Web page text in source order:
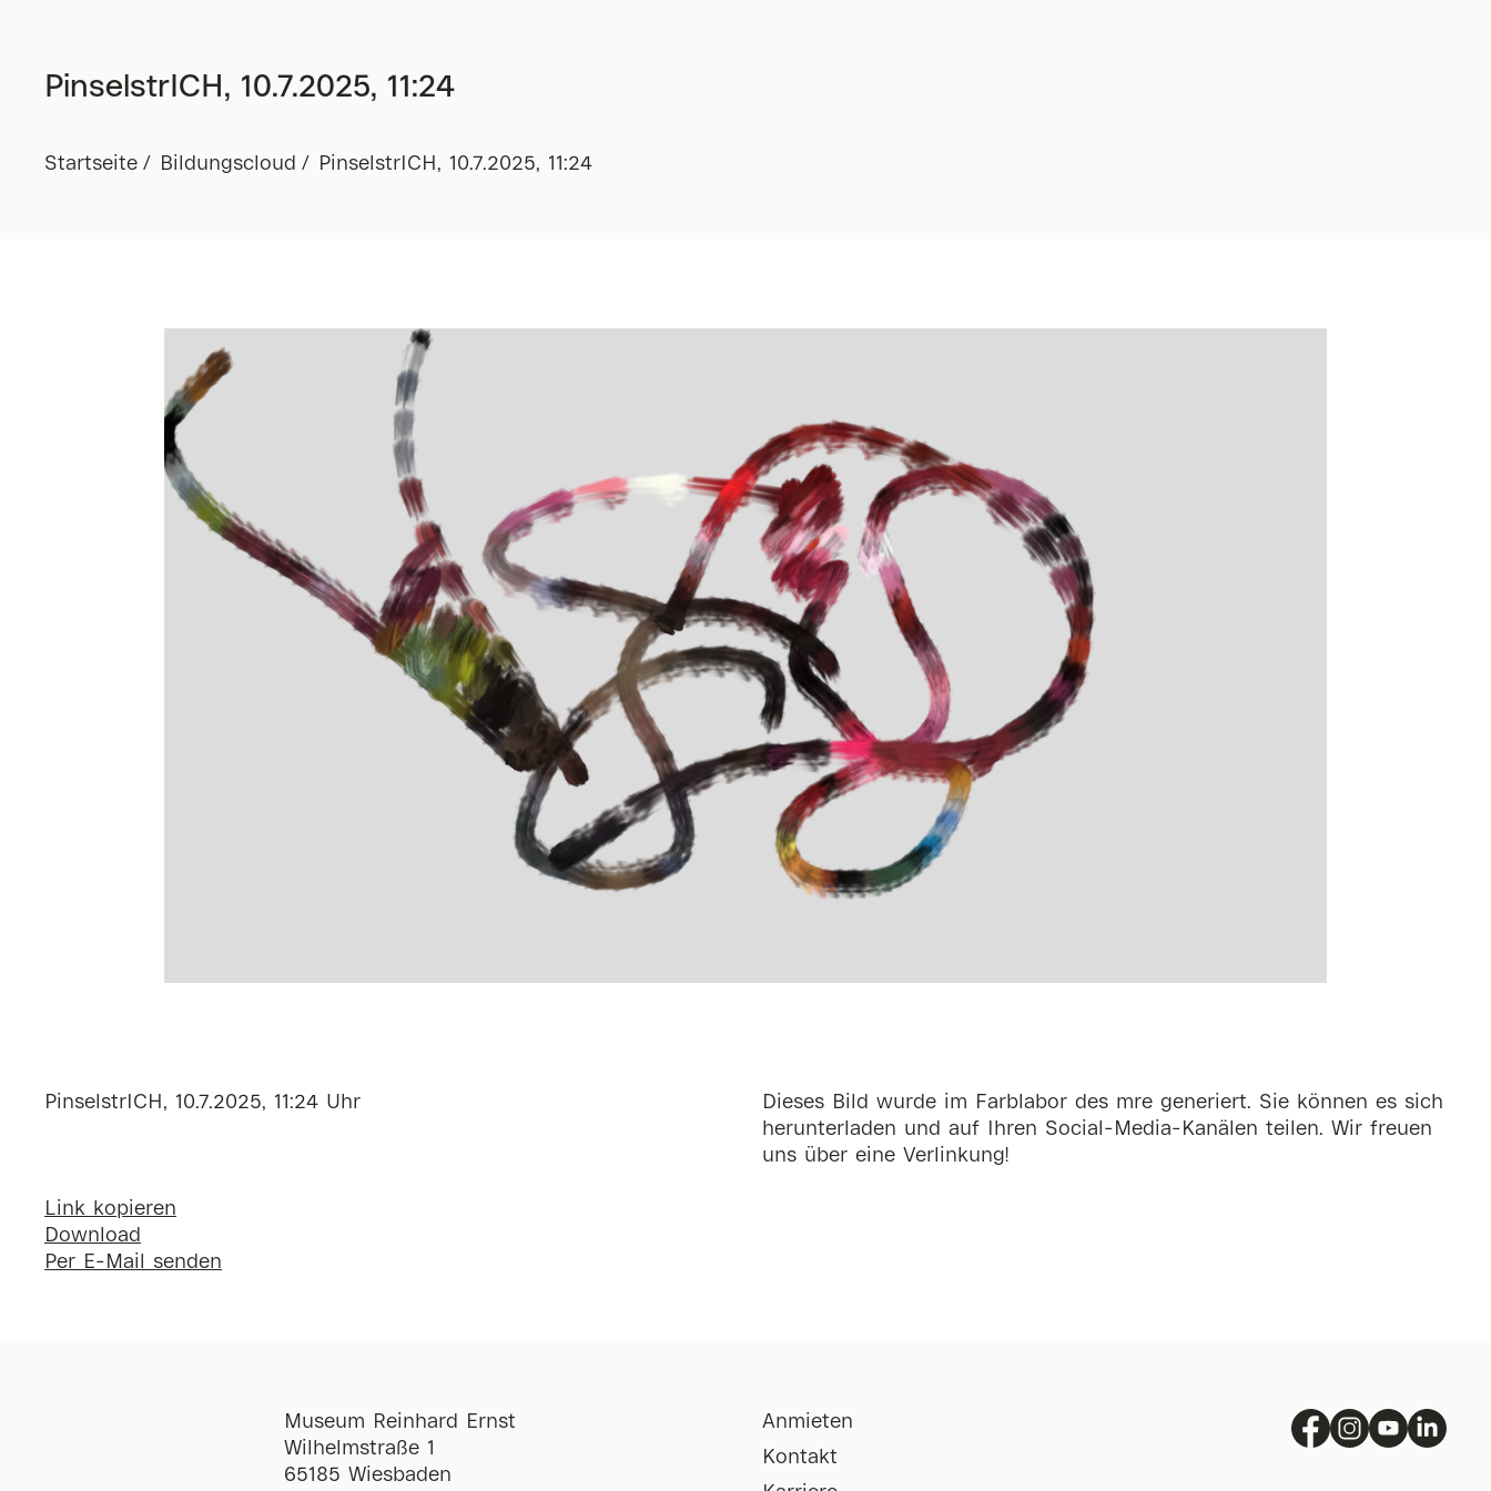
PinselstrICH, 10.7.2025, 11:24
Startseite Bildungscloud PinselstrICH, 10.7.2025, 11:24
PinselstrICH, 10.7.2025, 11:24 Uhr
Link kopieren
Download
Per E-Mail senden
Dieses Bild wurde im Farblabor des mre generiert. Sie können es sich
herunterladen und auf Ihren Social-Media-Kanälen teilen. Wir freuen
uns über eine Verlinkung!
Museum Reinhard Ernst
Wilhelmstraße 1
65185 Wiesbaden
Anmieten
Kontakt